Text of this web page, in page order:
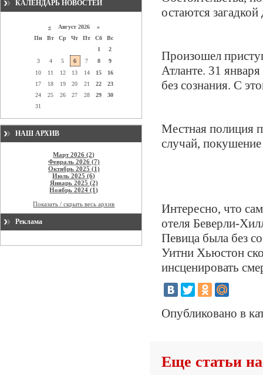
КАЛЕНДАРЬ НОВОСТЕЙ
« Август 2026 »
Пн
Вт Ср Чт Пт Сб
Вс
1
2
3
4 5 6 7 8
9
10
11 12 13 14 15
16
17
18 19 20 21 22
23
24
25 26 27 28 29
30
31
НАШ АРХИВ
Март 2026 (2)
Февраль 2026 (7)
Октябрь 2025 (1)
Июль 2025 (6)
Январь 2025 (2)
Ноябрь 2024 (1)
Показать / скрыть весь архив
Реклама
остаются
Произошел
Атланте. 31
без сознания. С
Местная полиция
случай,
Интересно, что
отеля Беверли-
Певица была без
Уитни Хьюстон
инсценировать
Опубликовано в
Еще статьи